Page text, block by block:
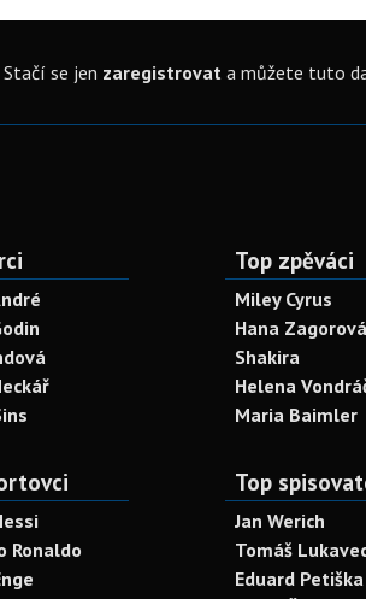
Stačí se jen zaregistrovata můžete tuto
Top zpěváci
Miley Cyrus
Hana Zagorová
Shakira
Helena
Maria Baimler
Ronaldo
Top
Jan Werich
Tomáš
Eduard Petiška